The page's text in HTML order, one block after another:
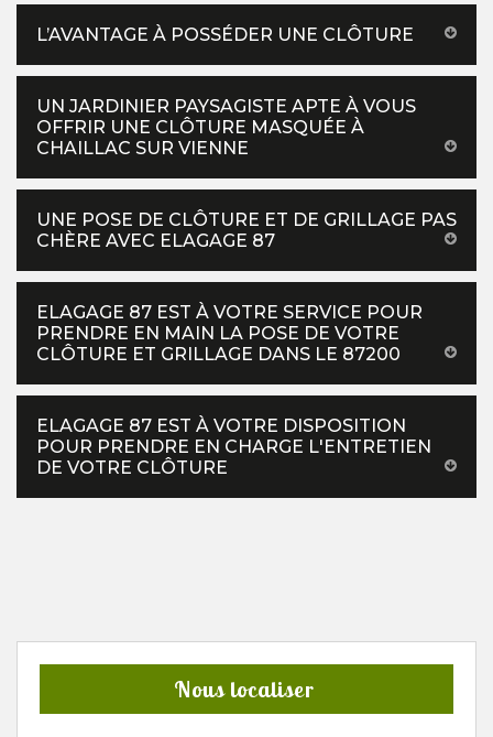
L’AVANTAGE À POSSÉDER UNE CLÔTURE
UN JARDINIER PAYSAGISTE APTE À VOUS
OFFRIR UNE CLÔTURE MASQUÉE À
CHAILLAC SUR VIENNE
UNE POSE DE CLÔTURE ET DE GRILLAGE PAS
CHÈRE AVEC ELAGAGE 87
ELAGAGE 87 EST À VOTRE SERVICE POUR
PRENDRE EN MAIN LA POSE DE VOTRE
CLÔTURE ET GRILLAGE DANS LE 87200
ELAGAGE 87 EST À VOTRE DISPOSITION
POUR PRENDRE EN CHARGE L'ENTRETIEN
DE VOTRE CLÔTURE
Nous localiser